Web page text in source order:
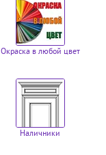
Окраска в любой цвет
Наличники